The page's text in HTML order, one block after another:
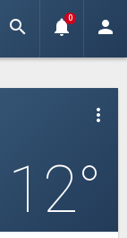
search notifications
0 person
more_vert
12°